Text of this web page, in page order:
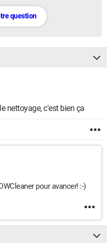
question
nettoyage, c'est bien ça
pour avancer! :-)